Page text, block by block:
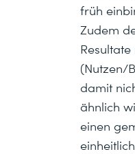
früh
Zudem
(Nutzen/
damit
ähnlich
einen